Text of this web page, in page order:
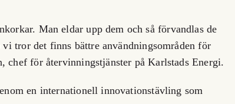
Man eldar upp dem och så förvandlas de
tror det finns bättre användningsområden för
chef för återvinningstjänster på Karlstads Energi.
en internationell innovationstävling som